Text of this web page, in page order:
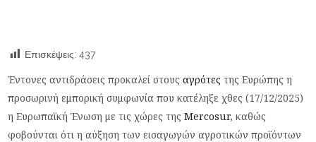
Επισκέψεις: 437
Έντονες αντιδράσεις προκαλεί στουςαγρότες της Ευρώπης η
προσωρινή εμπορική συμφωνία που κατέληξε χθες (17/12/2025)
η Ευρωπαϊκή Ένωση με τις χώρες τηςMercosur, καθώς
φοβούνται ότι η αύξηση των εισαγωγών αγροτικών προϊόντων